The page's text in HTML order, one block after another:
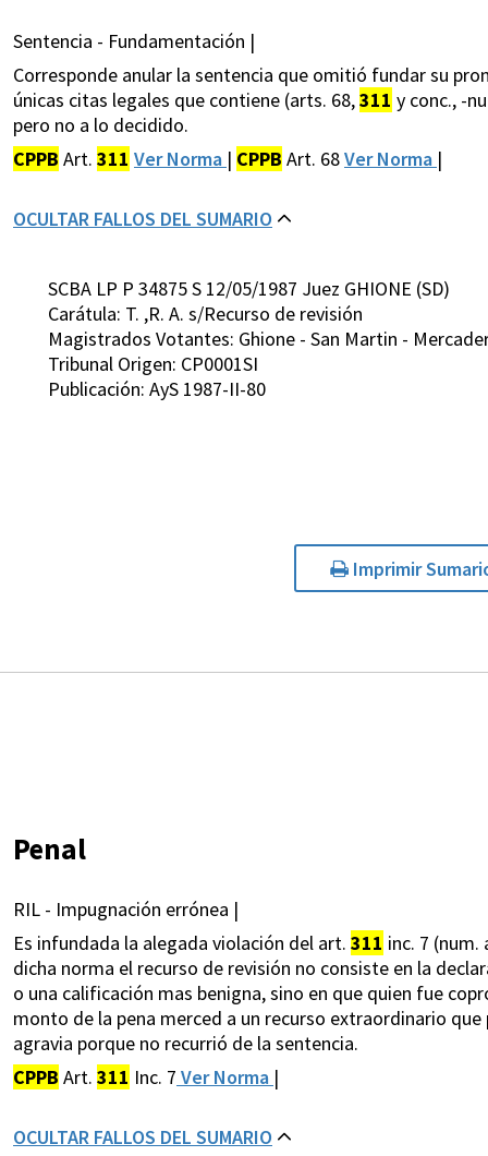
Sentencia - Fundamentación |
Corresponde anular la sentencia que omitió fundar su
únicas citas legales que contiene (arts. 68,311 y conc., -
pero no a lo decidido.
CPPB Art. 311 Ver Norma | CPPB Art. 68Ver Norma |
OCULTAR FALLOS DEL SUMARIO
SCBA LP P 34875 S 12/05/1987 Juez GHIONE (SD)
Carátula: T. ,R. A. s/Recurso de revisión
Magistrados Votantes: Ghione - San Martin -
Tribunal Origen: CP0001SI
Publicación: AyS 1987-II-80
Imprimir
Penal
RIL - Impugnación errónea |
Es infundada la alegada violación del art. 311 inc. 7 (num.
dicha norma el recurso de revisión no consiste en la
o una calificación mas benigna, sino en que quien fue
monto de la pena merced a un recurso extraordinario
agravia porque no recurrió de la sentencia.
CPPB Art. 311 Inc. 7 Ver Norma |
OCULTAR FALLOS DEL SUMARIO